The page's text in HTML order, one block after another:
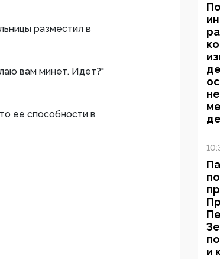
разместил в
вам минет. Идет?"
ее способности в
и